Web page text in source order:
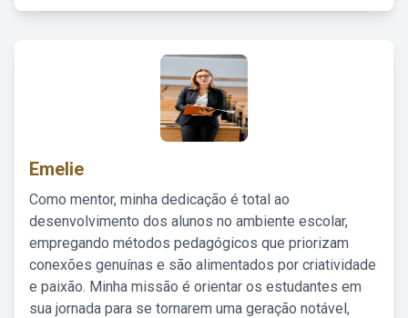
Emelie
Como mentor, minha dedicação é total ao
desenvolvimento dos alunos no ambiente escolar,
empregando métodos pedagógicos que priorizam
conexões genuínas e são alimentados por criatividade
e paixão. Minha missão é orientar os estudantes em
sua jornada para se tornarem uma geração notável,